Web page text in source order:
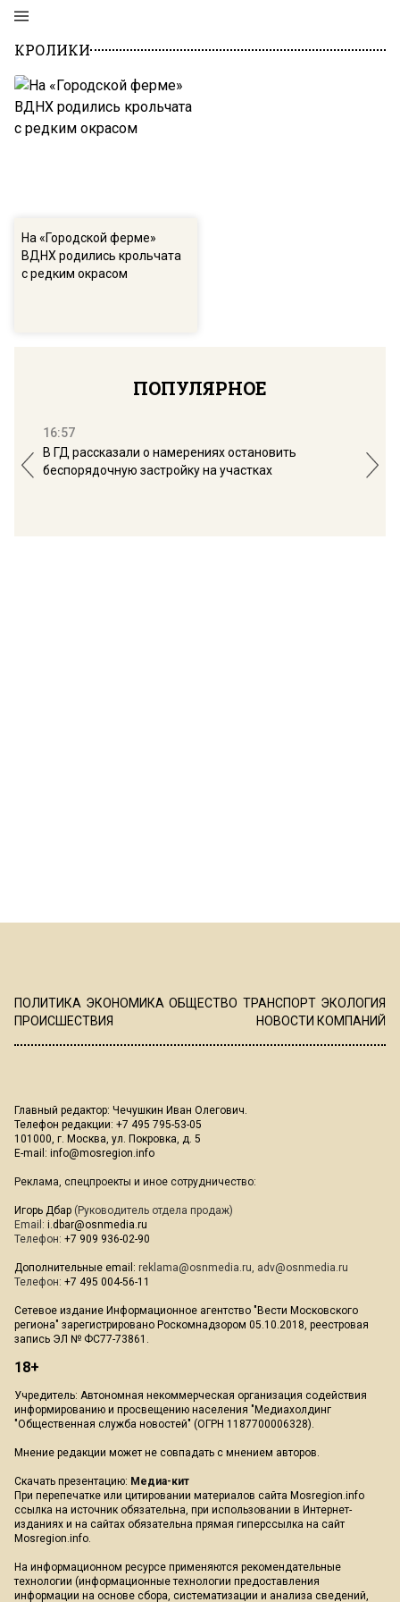
КРОЛИКИ
На «Городской ферме»
ВДНХ родились крольчата
с редким окрасом
ПОПУЛЯРНОЕ
16:57
В ГД рассказали о намерениях остановить
беспорядочную застройку на участках
ПОЛИТИКА ЭКОНОМИКА ОБЩЕСТВО ТРАНСПОРТ ЭКОЛОГИЯ
ПРОИСШЕСТВИЯ
НОВОСТИ КОМПАНИЙ
Главный редактор: Чечушкин Иван Олегович.
Телефон редакции: +7 495 795-53-05
101000, г. Москва, ул. Покровка, д. 5
E-mail: info@mosregion.info
Реклама, спецпроекты и иное сотрудничество:
Игорь Дбар (Руководитель отдела продаж)
Email: i.dbar@osnmedia.ru
Телефон: +7 909 936-02-90
Дополнительные email: reklama@osnmedia.ru, adv@osnmedia.ru
Телефон: +7 495 004-56-11
Сетевое издание Информационное агентство "Вести Московского
региона" зарегистрировано Роскомнадзором 05.10.2018, реестровая
запись ЭЛ № ФС77-73861.
18+
Учредитель: Автономная некоммерческая организация содействия
информированию и просвещению населения "Медиахолдинг
"Общественная служба новостей" (ОГРН 1187700006328).
Мнение редакции может не совпадать с мнением авторов.
Скачать презентацию: Медиа-кит
При перепечатке или цитировании материалов сайта Mosregion.info
ссылка на источник обязательна, при использовании в Интернет-
изданиях и на сайтах обязательна прямая гиперссылка на сайт
Mosregion.info.
На информационном ресурсе применяются рекомендательные
технологии (информационные технологии предоставления
информации на основе сбора, систематизации и анализа сведений,